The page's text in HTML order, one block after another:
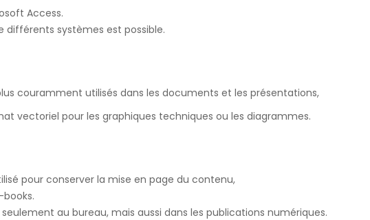
Access.
différents systèmes est possible.
couramment utilisés dans les documents et les présentations,
vectoriel pour les graphiques techniques ou les diagrammes.
pour conserver la mise en page du contenu,
au bureau, mais aussi dans les publications numériques.